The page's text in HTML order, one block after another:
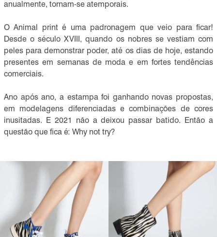
anualmente, tornam-se atemporais.
O Animal print é uma padronagem que veio para ficar!
Desde o século XVIII, quando os nobres se vestiam com
peles para demonstrar poder, até os dias de hoje, estando
presentes em semanas de moda e em fortes tendências
comerciais.
Ano após ano, a estampa foi ganhando novas propostas,
em modelagens diferenciadas e combinações de cores
inusitadas. E 2021 não a deixou passar batido. Então a
questão que fica é: Why not try?